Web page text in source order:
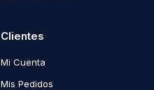
Clientes
Mi Cuenta
Mis Pedidos